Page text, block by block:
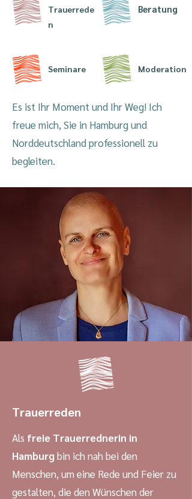
Trauerrede
n
Beratung
Seminare Moderation
Es ist Ihr Moment und Ihr Weg! Ich
freue mich, Sie in Hamburg und
Norddeutschland professionell zu
begleiten.
Trauerreden
Als freie Trauerrednerin in
Hamburg bin ich nah bei den
Menschen, um eine Rede und Feier zu
gestalten, die den Wünschen der